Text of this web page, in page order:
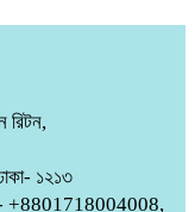
রিটন,
১২১৩
+8801718004008,